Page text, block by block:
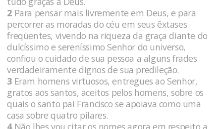
2 Para pensar mais livremente em Deus, e para
percorrer as moradas do céu em seus êxtases
freqüentes, vivendo na riqueza da graça diante do
dulcíssimo e sereníssimo Senhor do universo,
confiou o cuidado de sua pessoa a alguns frades
verdadeiramente dignos de sua predileção.
3 Eram homens virtuosos, entregues ao Senhor,
gratos aos santos, aceitos pelos homens, sobre os
quais o santo pai Francisco se apoiava como uma
casa sobre quatro pilares.